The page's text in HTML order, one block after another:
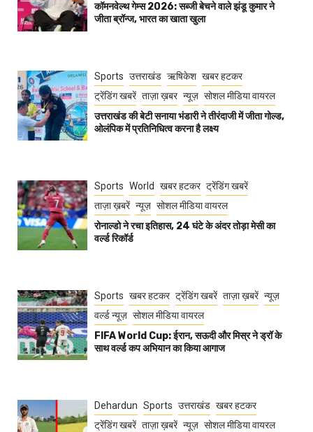
कॉमनवेल्थ गेम्स 2026: सब्जी बेचने वाले झंडू कुमार ने
जीता ब्रॉन्ज, भारत का खाता खुला
Sports उत्तराखंड ऋषिकेश खबर हटकर
ट्रेंडिंग खबरें ताज़ा ख़बर न्यूज़ सोशल मीडिया वायरल
उत्तराखंड की बेटी सनाया भंडारी ने तीरंदाजी में जीता गोल्ड,
ओलंपिक में प्रतिनिधित्व करना है लक्ष्य
Sports World खबर हटकर ट्रेंडिंग खबरें
ताज़ा ख़बरें न्यूज़ सोशल मीडिया वायरल
रोनाल्डो ने रचा इतिहास, 24 घंटे के अंदर तोड़ा मेसी का
वर्ल्ड रिकॉर्ड
Sports खबर हटकर ट्रेंडिंग खबरें ताज़ा ख़बरें न्यूज़
वर्ल्ड न्यूज़ सोशल मीडिया वायरल
FIFA World Cup: ईरान, सऊदी और मिस्र ने ड्रॉ के
साथ वर्ल्ड कप अभियान का किया आगाज
Dehardun Sports उत्तराखंड खबर हटकर
ट्रेंडिंग खबरें ताज़ा ख़बरें न्यूज़ सोशल मीडिया वायरल